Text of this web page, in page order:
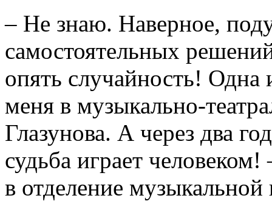
– Не знаю. Наверное,
самостоятельных
опять случайность!
меня в музыкально-
Глазунова. А через два
судьба играет
в отделение